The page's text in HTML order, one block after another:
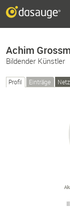
Achim
Bildender Künstler
Profil Einträge